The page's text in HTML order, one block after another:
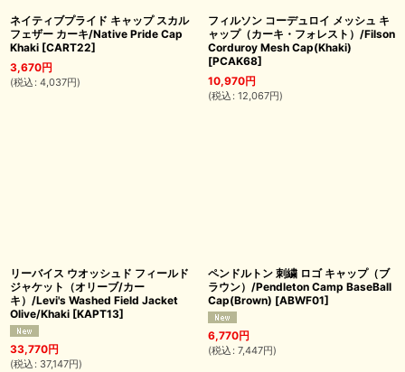
ネイティブプライド キャップ スカル
フェザー カーキ/Native Pride Cap
Khaki [CART22]
3,670円
(税込 : 4,037円)
フィルソン コーデュロイ メッシュ キ
ャップ（カーキ・フォレスト）/Filson
Corduroy Mesh Cap(Khaki)
[PCAK68]
10,970円
(税込 : 12,067円)
リーバイス ウオッシュド フィールド
ジャケット（オリーブ/カー
キ）/Levi's Washed Field Jacket
Olive/Khaki [KAPT13]
33,770円
(税込 : 37,147円)
ペンドルトン 刺繍 ロゴ キャップ（ブ
ラウン）/Pendleton Camp BaseBall
Cap(Brown) [ABWF01]
6,770円
(税込 : 7,447円)